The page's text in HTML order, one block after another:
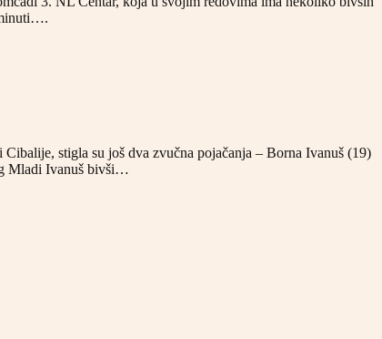
stigla su još dva zvučna pojačanja – Borna Ivanuš (19)
Mladi Ivanuš bivši…